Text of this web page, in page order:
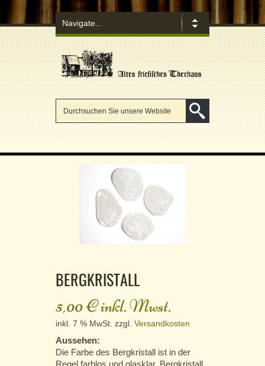
BERGKRISTALL
5,00€inkl. Mwst.
inkl. 7 % MwSt. zzgl. Versandkosten
Aussehen:
Die Farbe des Bergkristall ist in der